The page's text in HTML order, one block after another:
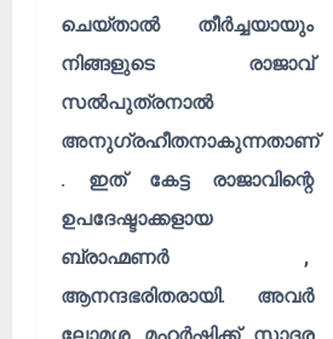
ചെയ്താൽ തീർച്ചയായും
നിങ്ങളുടെ രാജാവ്
സൽപുത്രനാൽ
അനുഗ്രഹീതനാകുന്നതാണ്
. ഇത് കേട്ട രാജാവിന്റെ
ഉപദേഷ്ടാക്കളായ
ബ്രാഹ്മണർ ,
ആനന്ദഭരിതരായി. അവർ
ലോമശ മഹർഷിക്ക് സാദര